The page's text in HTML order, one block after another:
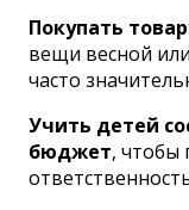
Покупать
вещи весной
часто
Учить детей
бюджет, чтобы